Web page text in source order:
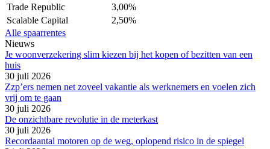
Trade Republic
3,00%
Scalable Capital
2,50%
Alle spaarrentes
Nieuws
Je woonverzekering slim kiezen bij het kopen of bezitten van een
huis
30 juli 2026
Zzp’ers nemen net zoveel vakantie als werknemers en voelen zich
vrij om te gaan
30 juli 2026
De onzichtbare revolutie in de meterkast
30 juli 2026
Recordaantal motoren op de weg, oplopend risico in de spiegel